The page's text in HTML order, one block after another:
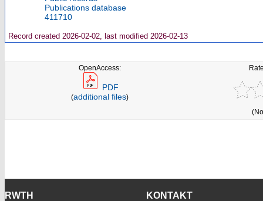
Publications database
411710
Record created 2026-02-02, last modified 2026-02-13
OpenAccess:
PDF
(additional files)
RWTH KONTAKT